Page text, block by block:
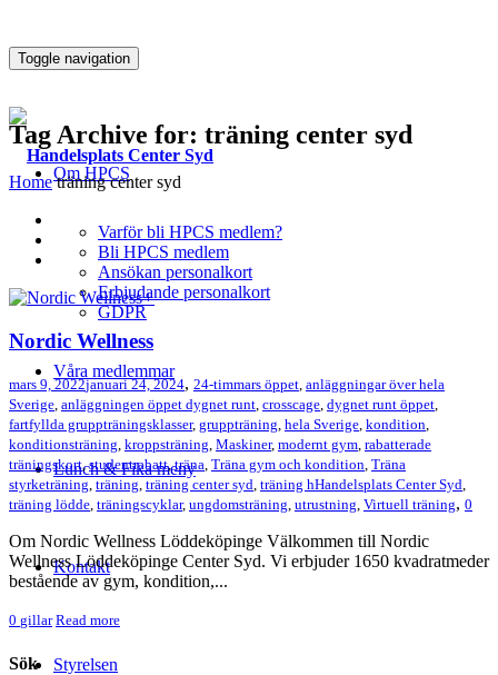
Toggle navigation
Om HPCS
Varför bli HPCS medlem?
Bli HPCS medlem
Ansökan personalkort
Erbjudande personalkort
GDPR
Våra medlemmar
Lunch & Fika meny
Kontakt
Styrelsen
Tag Archive for: träning center syd
Home träning center syd
+
Nordic Wellness
mars 9, 2022januari 24, 2024, 24-timmars öppet, anläggningar över hela
Sverige, anläggningen öppet dygnet runt, crosscage, dygnet runt öppet,
fartfyllda gruppträningsklasser, gruppträning, hela Sverige, kondition,
konditionsträning, kroppsträning, Maskiner, modernt gym, rabatterade
träningskort,studentrabatt,träna, Träna gym och kondition, Träna
styrketräning, träning, träning center syd, träning hHandelsplats Center Syd,
träning lödde, träningscyklar, ungdomsträning, utrustning, Virtuell träning, 0
Om Nordic Wellness Löddeköpinge Välkommen till Nordic
Wellness Löddeköpinge Center Syd. Vi erbjuder 1650 kvadratmeder
bestående av gym, kondition,...
0 gillar Read more
Sök